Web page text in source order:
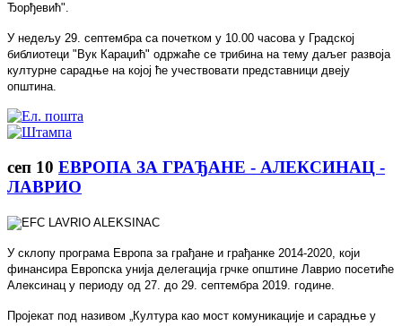
Ђорђевић".
У недељу 29. септембра са почетком у 10.00 часова у Градској
библиотеци "Вук Караџић" одржаће се трибина на тему даљег развоја
културне сарадње на којој ће учествовати представници двеју
општина.
сеп 10 ЕВРОПА ЗА ГРАЂАНЕ - АЛЕКСИНАЦ -
ЛАВРИО
У склопу програма Европа за грађане и грађанке 2014-2020, који
финансира Европска унија делегација грчке општине Лаврио посетиће
Алексинац у периоду од 27. до 29. септембра 2019. године.
Пројекат под називом „Култура као мост комуникације и сарадње у